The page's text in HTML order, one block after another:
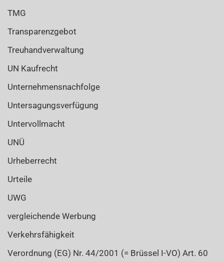
TMG
Transparenzgebot
Treuhandverwaltung
UN Kaufrecht
Unternehmensnachfolge
Untersagungsverfügung
Untervollmacht
UNÜ
Urheberrecht
Urteile
UWG
vergleichende Werbung
Verkehrsfähigkeit
Verordnung (EG) Nr. 44/2001 (= Brüssel I-VO) Art. 60